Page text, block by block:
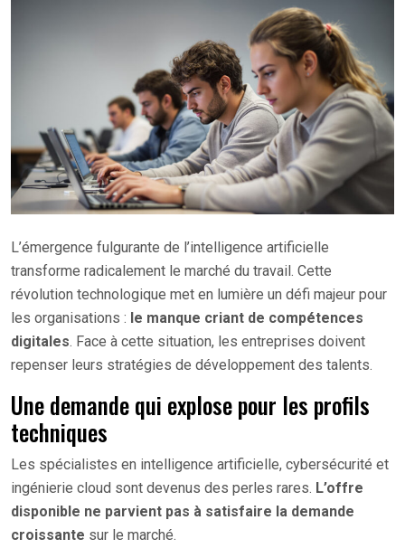
L’émergence fulgurante de l’intelligence artificielle
transforme radicalement le marché du travail. Cette
révolution technologique met en lumière un défi majeur pour
les organisations : le manque criant de compétences
digitales. Face à cette situation, les entreprises doivent
repenser leurs stratégies de développement des talents.
Une demande qui explose pour les profils
techniques
Les spécialistes en intelligence artificielle, cybersécurité et
ingénierie cloud sont devenus des perles rares. L’offre
disponible ne parvient pas à satisfaire la demande
croissante sur le marché.